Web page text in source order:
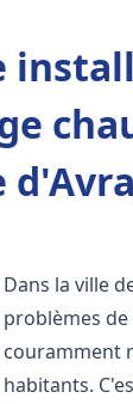
Dans la ville
problèmes
couramment
habitants.